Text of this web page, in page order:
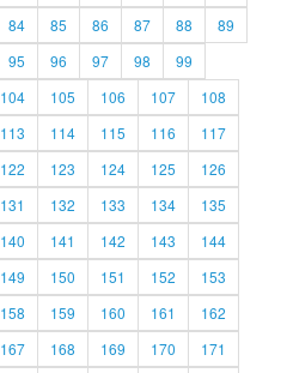
84 85 86 87 88
89
95 96 97 98
99
104 105 106 107
108
113 114 115 116
117
122 123 124 125
126
131 132 133 134
135
140 141 142 143
144
149 150 151 152
153
158 159 160 161
162
167 168 169 170
171